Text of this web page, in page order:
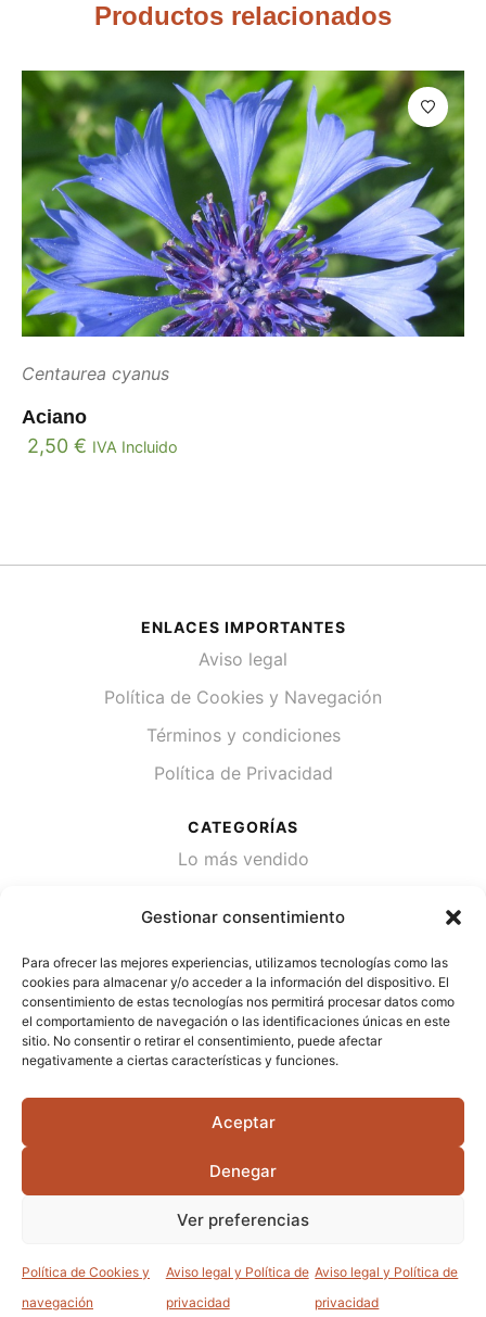
Gestionar consentimiento
Para ofrecer las mejores experiencias, utilizamos tecnologías como las
cookies para almacenar y/o acceder a la información del dispositivo. El
consentimiento de estas tecnologías nos permitirá procesar datos como
el comportamiento de navegación o las identificaciones únicas en este
sitio. No consentir o retirar el consentimiento, puede afectar
negativamente a ciertas características y funciones.
Aceptar
Denegar
Ver preferencias
Política de Cookies y
navegación
Aviso legal y Política de
privacidad
Aviso legal y Política de
privacidad
Productos relacionados
Centaurea cyanus
Aciano
2,50 € IVA Incluido
ENLACES IMPORTANTES
Aviso legal
Política de Cookies y Navegación
Términos y condiciones
Política de Privacidad
CATEGORÍAS
Lo más vendido
Desinfección de agua
CONTACTA
Cami Primera Marrada, SN, 25600, Balaguer
info@jardipamies.com
621 238 242
0